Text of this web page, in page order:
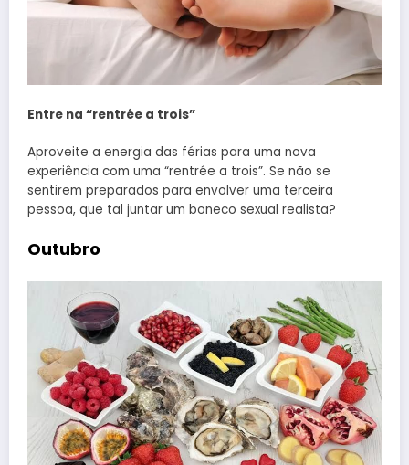
Entre na “rentrée a trois”
Aproveite a energia das férias para uma nova
experiência com uma “rentrée a trois”. Se não se
sentirem preparados para envolver uma terceira
pessoa, que tal juntar um boneco sexual realista?
Outubro